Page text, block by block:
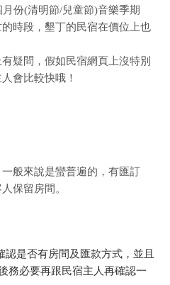
份(清明節/兒童節)音樂季期
時段，墾丁的民宿在價位上也
疑問，假如民宿網頁上沒特別
會比較快哦！
般來說是蠻普遍的，有匯訂
保留房間。
認是否有房間及匯款方式，並且
務必要再跟民宿主人再確認一